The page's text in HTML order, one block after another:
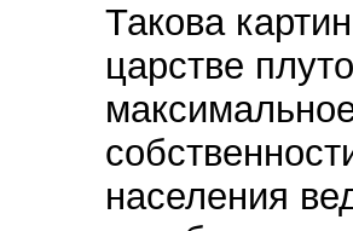
Такова
царстве
населения